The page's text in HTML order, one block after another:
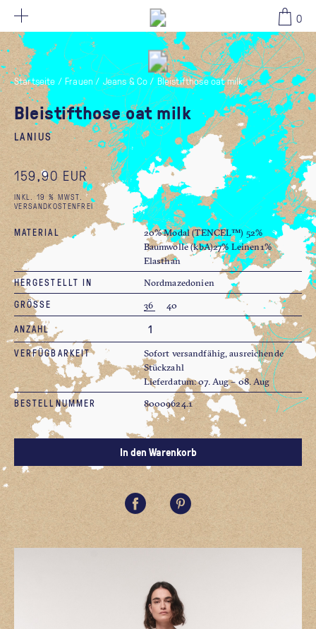
0
159,90 EUR
Startseite / Frauen/ Jeans & Co/ Bleistifthose oat milk
Bleistifthose oat milk
LANIUS
159,90 EUR
INKL. 19 % MWST.
VERSANDKOSTENFREI
MATERIAL
20% Modal (TENCEL™) 52%
Baumwolle (kbA)27% Leinen1%
Elasthan
HERGESTELLT IN Nordmazedonien
GRÖSSE 36 40
ANZAHL
VERFÜGBARKEIT
Sofort versandfähig, ausreichende
Stückzahl
Lieferdatum: 07. Aug – 08. Aug
BESTELLNUMMER 80009624.1